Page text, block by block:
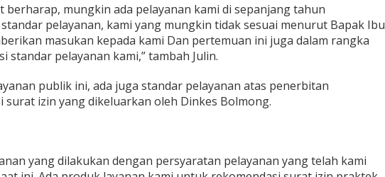
berharap, mungkin ada pelayanan kami di sepanjang tahun
pelayanan, kami yang mungkin tidak sesuai menurut Bapak Ibu
masukan kepada kami Dan pertemuan ini juga dalam rangka
standar pelayanan kami,” tambah Julin.
publik ini, ada juga standar pelayanan atas penerbitan
surat izin yang dikeluarkan oleh Dinkes Bolmong.
yang dilakukan dengan persyaratan pelayanan yang telah kami